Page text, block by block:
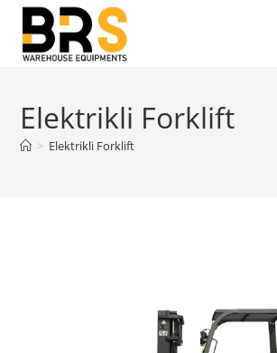
Elektrikli Forklift
> Elektrikli Forklift